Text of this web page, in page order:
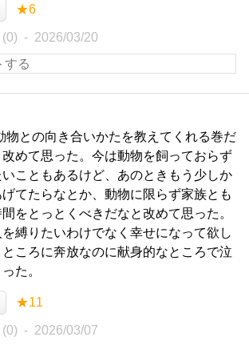
★6
2026/03/20
物との向き合いかたを教えてくれる巻だ
改めて思った。今は動物を飼っておらず
こともあるけど、あのときもう少しか
げてたらなとか、動物に限らず家族とも
をとっとくべきだなと改めて思った。
縛りたいわけでなく幸せになって欲し
ころに奔放なのに献身的なところで泣
た。
★11
2026/03/07